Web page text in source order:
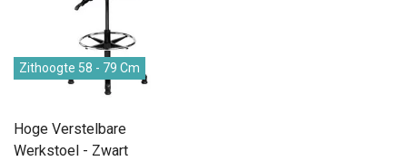
Zithoogte 58 - 79 Cm
Hoge Verstelbare
Werkstoel - Zwart